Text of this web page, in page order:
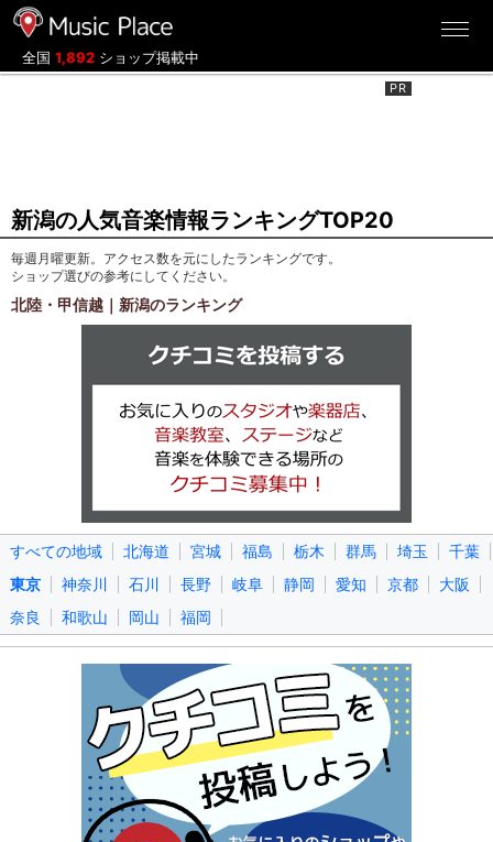
全国 1,892 ショップ掲載中
新潟の人気音楽情報ランキングTOP20
毎週月曜更新。アクセス数を元にしたランキングです。
ショップ選びの参考にしてください。
北陸・甲信越｜新潟のランキング
すべての地域 北海道 宮城 福島 栃木 群馬 埼玉
千葉
東京
神奈川 石川 長野 岐阜 静岡 愛知 京都
大阪
奈良
和歌山 岡山 福岡